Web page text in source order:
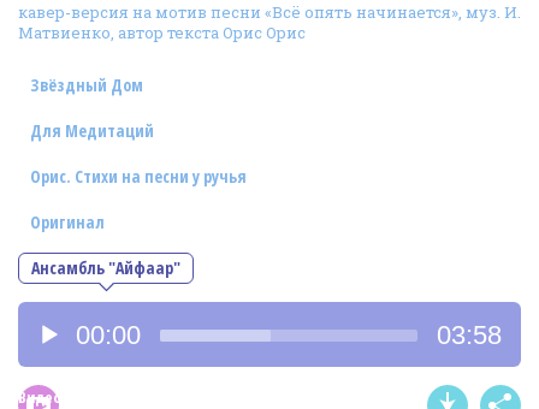
Фотогалерея
In English
Видео
Ииссиидиология
Номера песен
кавер-версия на мотив песни «Всё опять начинается», муз. И.
Матвиенко, автор текста Орис Орис
Ансамбль "Айфаар"
Звёздный Дом
Для Медитаций
Орис. Стихи на песни у ручья
Оригинал
Аудиоплеер
00:00 03:58
Видео